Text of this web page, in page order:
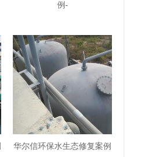
例-
华尔信环保水生态修复案例